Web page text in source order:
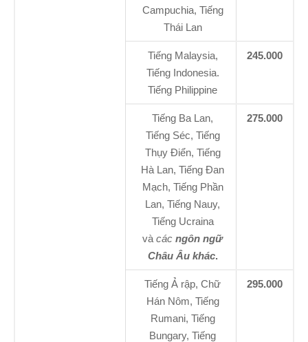
Campuchia, Tiếng
Thái Lan
Tiếng Malaysia,
Tiếng Indonesia.
Tiếng Philippine
245.000
Tiếng Ba Lan,
Tiếng Séc, Tiếng
Thụy Điển, Tiếng
Hà Lan, Tiếng Đan
Mạch, Tiếng Phần
Lan, Tiếng Nauy,
Tiếng Ucraina
và các ngôn ngữ
Châu Âu khác.
275.000
Tiếng Ả rập, Chữ
Hán Nôm, Tiếng
Rumani, Tiếng
Bungary, Tiếng
295.000